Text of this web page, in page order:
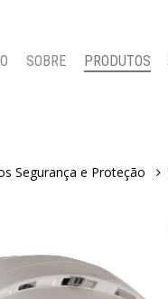
SOBRE PRODUTOS
Segurança e Proteção